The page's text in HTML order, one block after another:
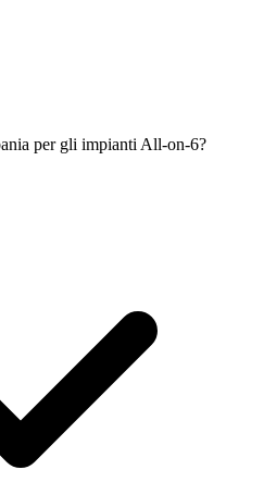
per gli impianti All-on-6?